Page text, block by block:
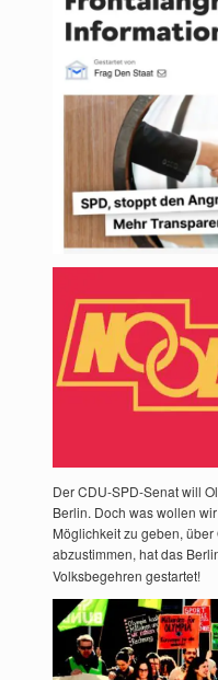
Der CDU-SPD-Senat will
Berlin. Doch was wollen
Möglichkeit zu geben,
abzustimmen, hat das
Volksbegehren gestartet!